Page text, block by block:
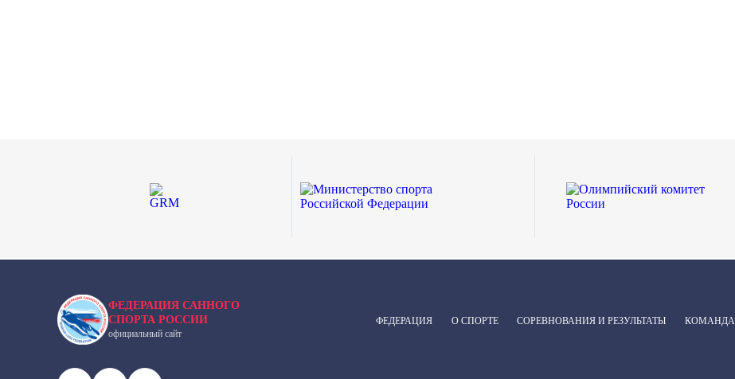
ФЕДЕРАЦИЯ САННОГО
СПОРТА РОССИИ
официальный сайт
ФЕДЕРАЦИЯ О СПОРТЕ СОРЕВНОВАНИЯ И РЕЗУЛЬТАТЫ КОМАНДА